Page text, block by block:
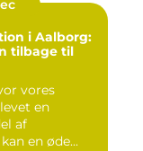
i Aalborg:
tilbage til
vores
en
af
en øde...